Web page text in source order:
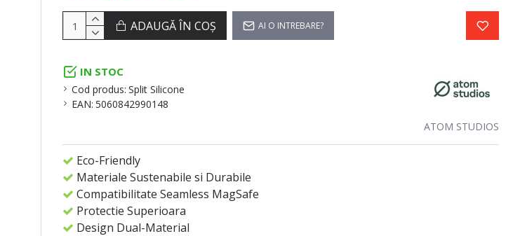
IN STOC
Cod produs: Split Silicone
EAN: 5060842990148
ATOM STUDIOS
Eco-Friendly
Materiale Sustenabile si Durabile
Compatibilitate Seamless MagSafe
Protectie Superioara
Design Dual-Material
ADAUGĂ ÎN COŞ AI O INTREBARE?